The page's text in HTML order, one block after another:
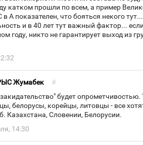
катком прошли по всем, а пример
А показателен, что бояться некого
и в 40 лет тут важный фактор...
году, никто не гарантирует выход из
Жумабек #
будет
белорусы, корейцы, литовцы - все
Казахстана, Словении, Белорусии.
14:30